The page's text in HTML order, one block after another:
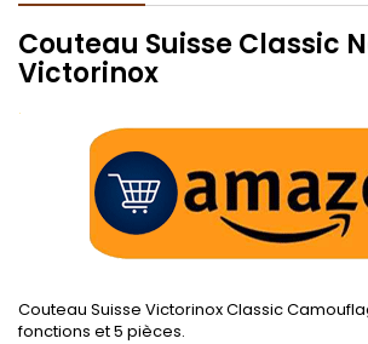
Couteau Suisse Classic
Victorinox
.
Couteau Suisse Victorinox Classic
fonctions et 5 pièces.